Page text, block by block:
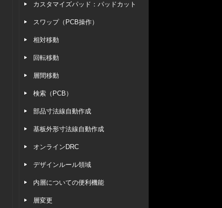
カスタマイズパッド：パッドカット
スワップ（PCB操作）
相対移動
回転移動
層間移動
検索（PCB）
部品寸法線自動作成
基板外形寸法線自動作成
オンラインDRC
デザインルール領域
内層についての便利機能
層変更